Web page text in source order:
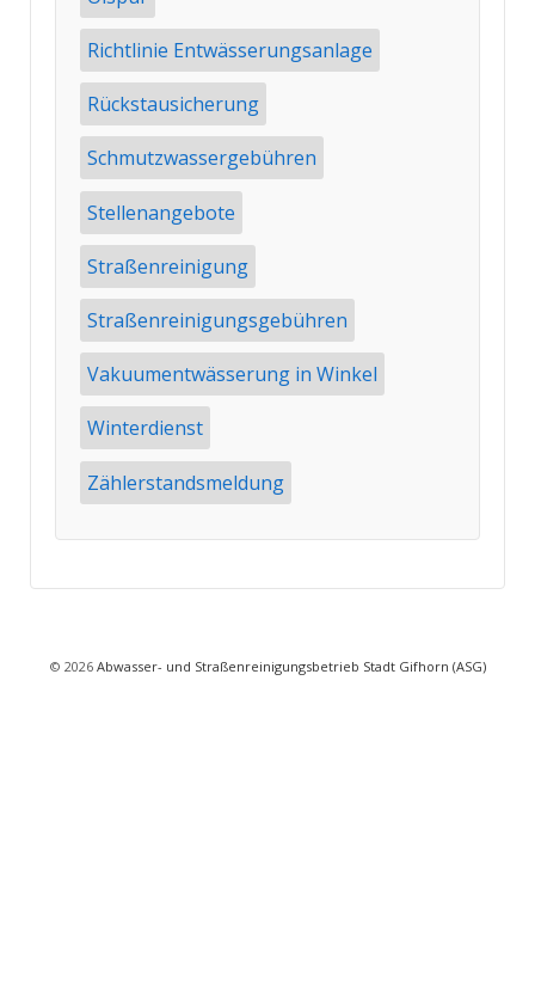
Richtlinie Entwässerungsanlage
Rückstausicherung
Schmutzwassergebühren
Stellenangebote
Straßenreinigung
Straßenreinigungsgebühren
Vakuumentwässerung in Winkel
Winterdienst
Zählerstandsmeldung
© 2026Abwasser- und Straßenreinigungsbetrieb Stadt Gifhorn (ASG)